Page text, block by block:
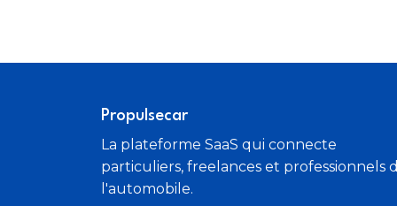
Propulsecar
La plateforme SaaS qui connecte
particuliers, freelances et professionnels
l'automobile.